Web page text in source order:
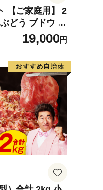
【ご家庭用】 2
どう ブドウ フ
の 果実 旬の果物
川県 東かがわ
19,000円